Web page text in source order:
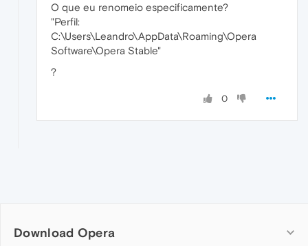
O que eu renomeio especificamente?
"Perfil:
C:\Users\Leandro\AppData\Roaming\Opera
Software\Opera Stable"
?
0
Download Opera